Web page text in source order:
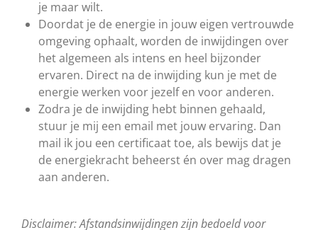
je maar wilt.
Doordat je de energie in jouw eigen vertrouwde
omgeving ophaalt, worden de inwijdingen over
het algemeen als intens en heel bijzonder
ervaren. Direct na de inwijding kun je met de
energie werken voor jezelf en voor anderen.
Zodra je de inwijding hebt binnen gehaald,
stuur je mij een email met jouw ervaring. Dan
mail ik jou een certificaat toe, als bewijs dat je
de energiekracht beheerst én over mag dragen
aan anderen.
Disclaimer: Afstandsinwijdingen zijn bedoeld voor